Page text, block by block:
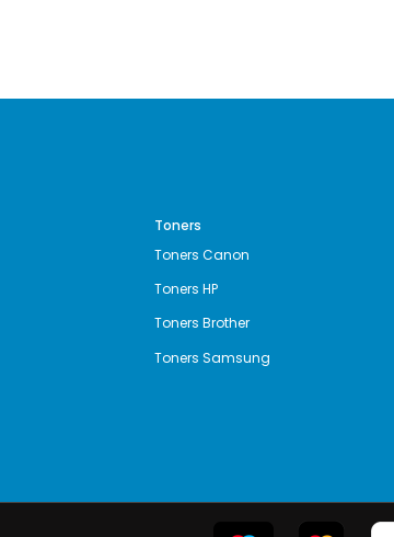
Toners
Toners Canon
Toners HP
Toners Brother
Toners Samsung